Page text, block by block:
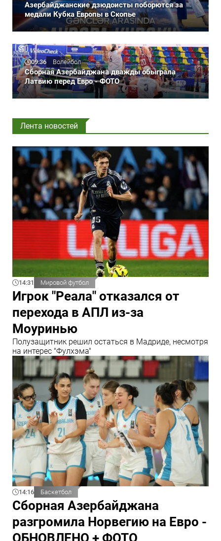
Азербайджанские дзюдоисты поборются за
медали Кубка Европы в Скопье
09:36 Волейбол
Сборная Азербайджана дважды обыграла
Латвию перед Евро - ФОТО
Лента новостей
14:31 Мировой футбол
Игрок "Реала" отказался от
перехода в АПЛ из-за
Моуринью
Полузащитник решил остаться в Мадриде, несмотря
на интерес "Фулхэма"
14:16 Баскетбол
Сборная Азербайджана
разгромила Норвегию на Евро -